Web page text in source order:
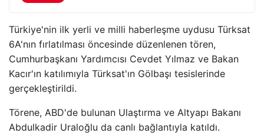
Türkiye'nin ilk yerli ve milli haberleşme uydusu Türksat
6A'nın fırlatılması öncesinde düzenlenen tören,
Cumhurbaşkanı Yardımcısı Cevdet Yılmaz ve Bakan
Kacır'ın katılımıyla Türksat'ın Gölbaşı tesislerinde
gerçekleştirildi.
Törene, ABD'de bulunan Ulaştırma ve Altyapı Bakanı
Abdulkadir Uraloğlu da canlı bağlantıyla katıldı.